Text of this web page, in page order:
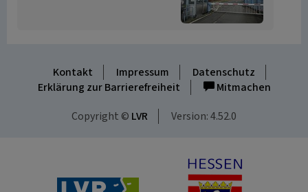
Kontakt Impressum
Datenschutz
Erklärung zur Barrierefreiheit
Mitmachen
Copyright © LVR Version: 4.52.0